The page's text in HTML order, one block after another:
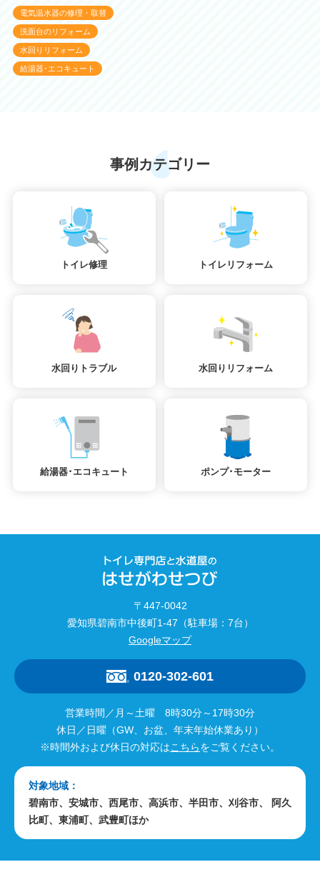
電気温水器の修理・取替
洗面台のリフォーム
水回りリフォーム
給湯器･エコキュート
事例カテゴリー
トイレ修理 トイレリフォーム
水回りトラブル 水回りリフォーム
給湯器･エコキュート ポンプ･モーター
〒447-0042
愛知県碧南市中後町1-47（駐車場：7台）
Googleマップ
0120-302-601
営業時間／月～土曜 8時30分～17時30分
休日／日曜（GW、お盆、年末年始休業あり）
※時間外および休日の対応はこちらをご覧ください。
対象地域：
碧南市、安城市、西尾市、高浜市、半田市、刈谷市、 阿久
比町、東浦町、武豊町ほか